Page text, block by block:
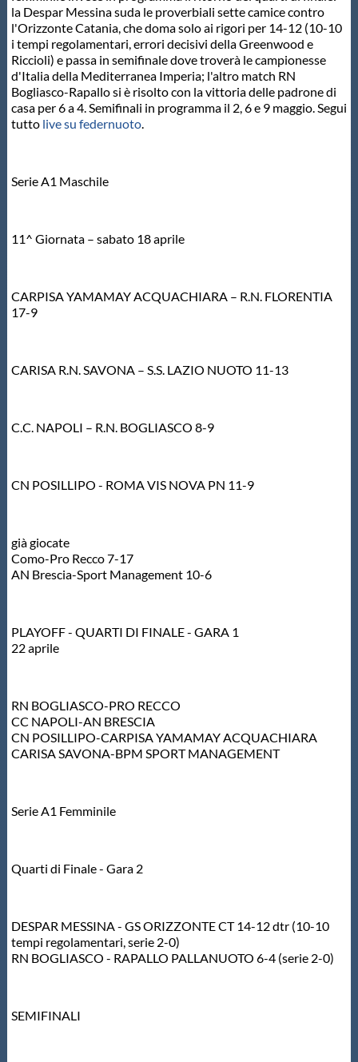
Protezione Civile
Qualità
Sostenibilità
Archivio News
Flash News
Webmail
Contatti
la Despar Messina suda le proverbiali sette camice contro
l'Orizzonte Catania, che doma solo ai rigori per 14-12 (10-10
i tempi regolamentari, errori decisivi della Greenwood e
Riccioli) e passa in semifinale dove troverà le campionesse
d'Italia della Mediterranea Imperia; l'altro match RN
Bogliasco-Rapallo si è risolto con la vittoria delle padrone di
casa per 6 a 4. Semifinali in programma il 2, 6 e 9 maggio. Segui
tutto live su federnuoto.
Serie A1 Maschile
11^ Giornata – sabato 18 aprile
CARPISA YAMAMAY ACQUACHIARA – R.N. FLORENTIA
17-9
CARISA R.N. SAVONA – S.S. LAZIO NUOTO 11-13
C.C. NAPOLI – R.N. BOGLIASCO 8-9
CN POSILLIPO - ROMA VIS NOVA PN 11-9
già giocate
Como-Pro Recco 7-17
AN Brescia-Sport Management 10-6
PLAYOFF - QUARTI DI FINALE - GARA 1
22 aprile
RN BOGLIASCO-PRO RECCO
CC NAPOLI-AN BRESCIA
CN POSILLIPO-CARPISA YAMAMAY ACQUACHIARA
CARISA SAVONA-BPM SPORT MANAGEMENT
Serie A1 Femminile
Quarti di Finale - Gara 2
DESPAR MESSINA - GS ORIZZONTE CT 14-12 dtr (10-10
tempi regolamentari, serie 2-0)
RN BOGLIASCO - RAPALLO PALLANUOTO 6-4 (serie 2-0)
SEMIFINALI